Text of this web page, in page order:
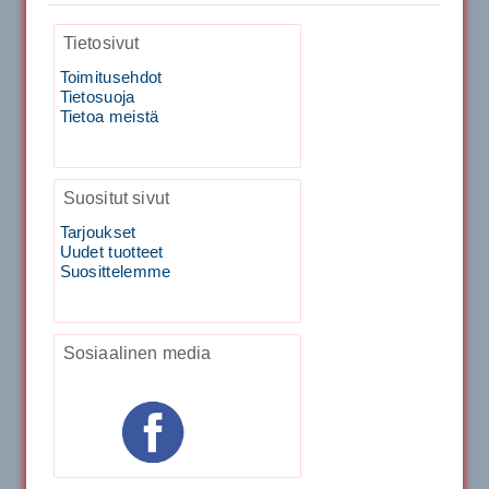
Tecnifibre Classic Sukka 3pr
Laadukas urheilusukk...
Tecnifibre Sukka 3pr matala varsi / Valkoinen
19.90€ 15.90€
Tecnifibre Sukka 3pr matala varsi / Valkoinen
Tecnifibre Razor Spin 12m
Tecnifibre Razor Spin 200m
199.00€
Signum Andromeda 200m
Tietosivut
Toimitusehdot
Tietosuoja
Tietoa meistä
Suositut sivut
Tarjoukset
Uudet tuotteet
Suosittelemme
Sosiaalinen media